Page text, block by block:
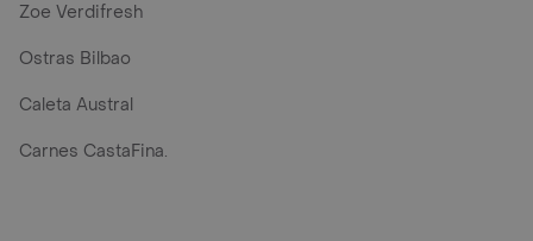
Zoe Verdifresh
Ostras Bilbao
Caleta Austral
Carnes CastaFina.